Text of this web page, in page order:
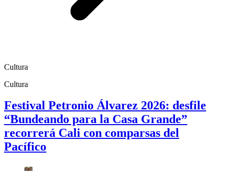
Cultura
Cultura
Festival Petronio Álvarez 2026: desfile
“Bundeando para la Casa Grande”
recorrerá Cali con comparsas del
Pacífico